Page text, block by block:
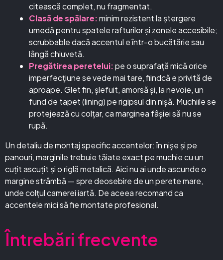
citească complet, nu fragmentat.
Clasă de spălare:minim rezistent la ștergere
umedă pentru spatele rafturilor și zonele accesibile;
scrubbable dacă accentul e într-o bucătărie sau
lângă chiuvetă.
Pregătirea peretelui:pe o suprafață mică orice
imperfecțiune se vede mai tare, fiindcă e privită de
aproape. Glet fin, șlefuit, amorsă și, la nevoie, un
fund de tapet (lining) pe rigipsul din nișă. Muchiile se
protejează cu colțar, ca marginea fâșiei să nu se
rupă.
Un detaliu de montaj specific accentelor: în nișe și pe
panouri, marginile trebuie tăiate exact pe muchie cu un
cuțit ascuțit și o riglă metalică. Aici nu ai unde ascunde o
margine strâmbă — spre deosebire de un perete mare,
unde colțul camerei iartă. De aceea recomand ca
accentele mici să fie montate profesional.
Întrebări frecvente